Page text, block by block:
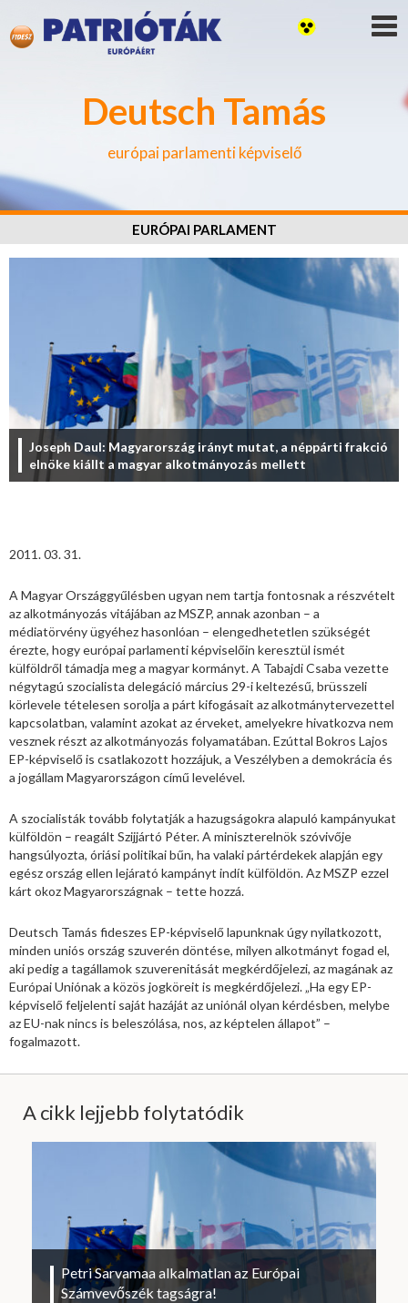
Deutsch Tamás
európai parlamenti képviselő
EURÓPAI PARLAMENT
Joseph Daul: Magyarország irányt mutat, a néppárti frakció
elnöke kiállt a magyar alkotmányozás mellett
2011. 03. 31.
A Magyar Országgyűlésben ugyan nem tartja fontosnak a részvételt
az alkotmányozás vitájában az MSZP, annak azonban – a
médiatörvény ügyéhez hasonlóan – elengedhetetlen szükségét
érezte, hogy európai parlamenti képviselőin keresztül ismét
külföldről támadja meg a magyar kormányt. A Tabajdi Csaba vezette
négytagú szocialista delegáció március 29-i keltezésű, brüsszeli
körlevele tételesen sorolja a párt kifogásait az alkotmánytervezettel
kapcsolatban, valamint azokat az érveket, amelyekre hivatkozva nem
vesznek részt az alkotmányozás folyamatában. Ezúttal Bokros Lajos
EP-képviselő is csatlakozott hozzájuk, a Veszélyben a demokrácia és
a jogállam Magyarországon című levelével.
A szocialisták tovább folytatják a hazugságokra alapuló kampányukat
külföldön – reagált Szijjártó Péter. A miniszterelnök szóvivője
hangsúlyozta, óriási politikai bűn, ha valaki pártérdekek alapján egy
egész ország ellen lejárató kampányt indít külföldön. Az MSZP ezzel
kárt okoz Magyarországnak – tette hozzá.
Deutsch Tamás fideszes EP-képviselő lapunknak úgy nyilatkozott,
minden uniós ország szuverén döntése, milyen alkotmányt fogad el,
aki pedig a tagállamok szuverenitását megkérdőjelezi, az magának az
Európai Uniónak a közös jogköreit is megkérdőjelezi. „Ha egy EP-
képviselő feljelenti saját hazáját az uniónál olyan kérdésben, melybe
az EU-nak nincs is beleszólása, nos, az képtelen állapot” –
fogalmazott.
A cikk lejjebb folytatódik
Petri Sarvamaa alkalmatlan az Európai
Számvevőszék tagságra!